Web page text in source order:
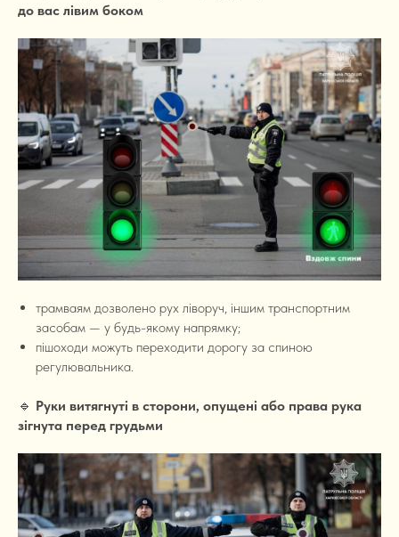
до вас лівим боком
трамваям дозволено рух ліворуч, іншим транспортним
засобам — у будь-якому напрямку;
пішоходи можуть переходити дорогу за спиною
регулювальника.
🔹 Руки витягнуті в сторони, опущені або права рука
зігнута перед грудьми